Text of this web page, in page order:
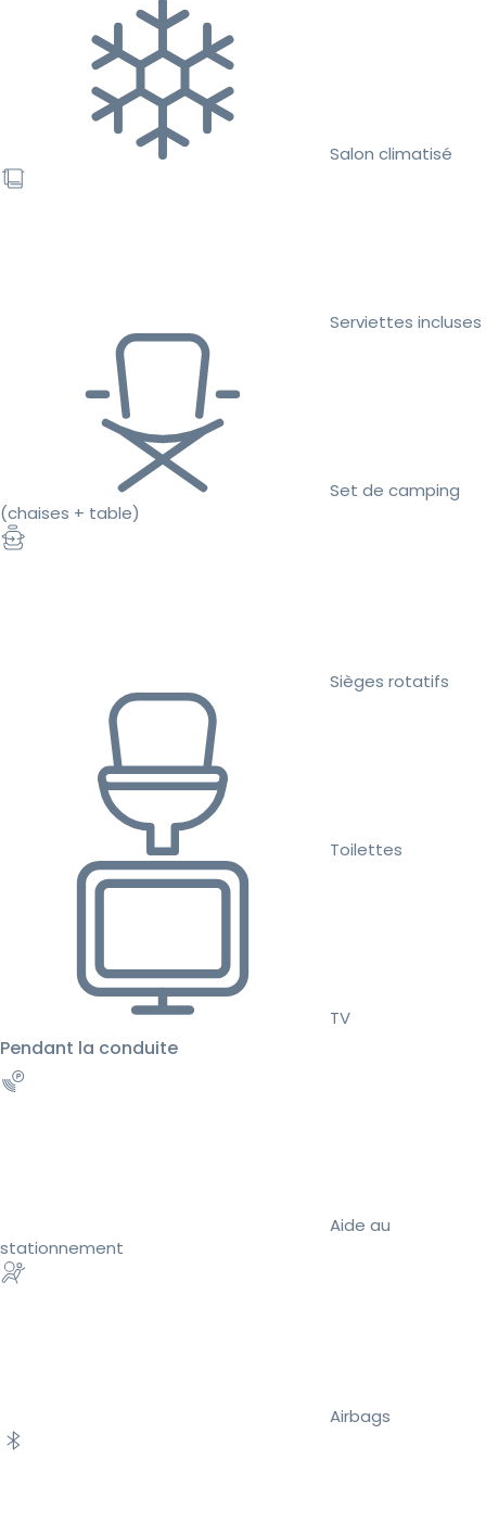
Salon climatisé
Serviettes incluses
Set de camping
(chaises + table)
Sièges rotatifs
Toilettes
TV
Pendant la conduite
Aide au
stationnement
Airbags